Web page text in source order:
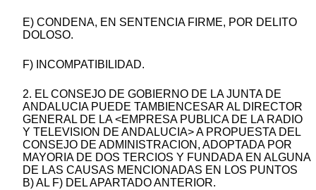
E) CONDENA, EN SENTENCIA FIRME, POR DELITO
DOLOSO.
F) INCOMPATIBILIDAD.
2. EL CONSEJO DE GOBIERNO DE LA JUNTA DE
ANDALUCIA PUEDE TAMBIENCESAR AL DIRECTOR
GENERAL DE LA <EMPRESA PUBLICA DE LA RADIO
Y TELEVISION DE ANDALUCIA> A PROPUESTA DEL
CONSEJO DE ADMINISTRACION, ADOPTADA POR
MAYORIA DE DOS TERCIOS Y FUNDADA EN ALGUNA
DE LAS CAUSAS MENCIONADAS EN LOS PUNTOS
B) AL F) DEL APARTADO ANTERIOR.